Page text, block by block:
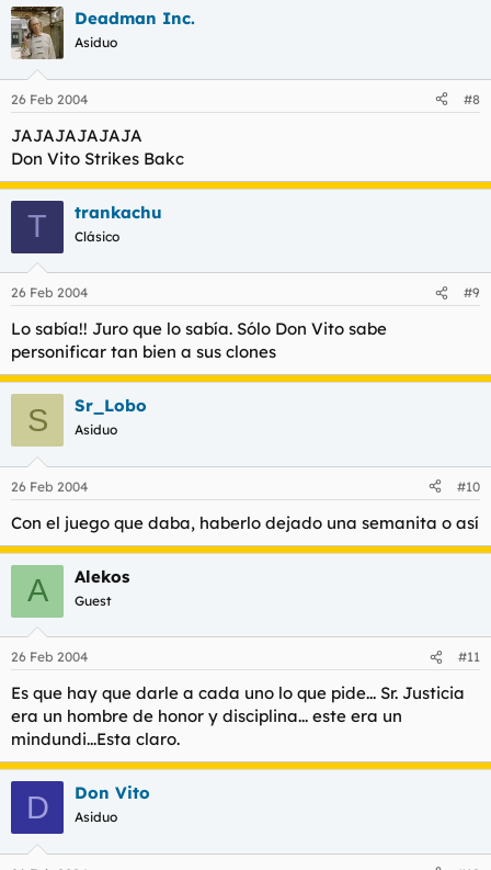
Deadman Inc.
Asiduo
26 Feb 2004 #8
JAJAJAJAJAJA
Don Vito Strikes Bakc
T trankachu
Clásico
26 Feb 2004 #9
Lo sabía!! Juro que lo sabía. Sólo Don Vito sabe
personificar tan bien a sus clones
S Sr_Lobo
Asiduo
26 Feb 2004 #10
Con el juego que daba, haberlo dejado una semanita o así
A Alekos
Guest
26 Feb 2004 #11
Es que hay que darle a cada uno lo que pide... Sr. Justicia
era un hombre de honor y disciplina... este era un
mindundi...Esta claro.
D Don Vito
Asiduo